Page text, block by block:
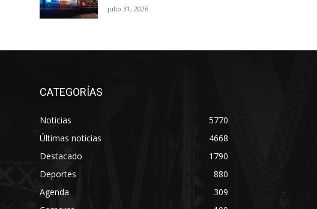
julio 31, 2026
CATEGORÍAS
Noticias
5770
Últimas noticias
4668
Destacado
1790
Deportes
880
Agenda
309